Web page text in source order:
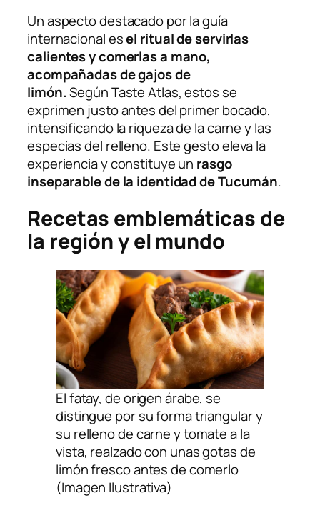
Un aspecto destacado por la guía
internacional esel ritual de servirlas
calientes y comerlas a mano,
acompañadas de gajos de
limón.SegúnTaste Atlas, estos se
exprimen justo antes del primer bocado,
intensificando la riqueza de la carne y las
especias del relleno. Este gesto eleva la
experiencia y constituye un rasgo
inseparable de la identidad de Tucumán.
Recetas emblemáticas de
la región y el mundo
El fatay, de origen árabe, se
distingue por su forma triangular y
su relleno de carne y tomate a la
vista, realzado con unas gotas de
limón fresco antes de comerlo
(Imagen Ilustrativa)